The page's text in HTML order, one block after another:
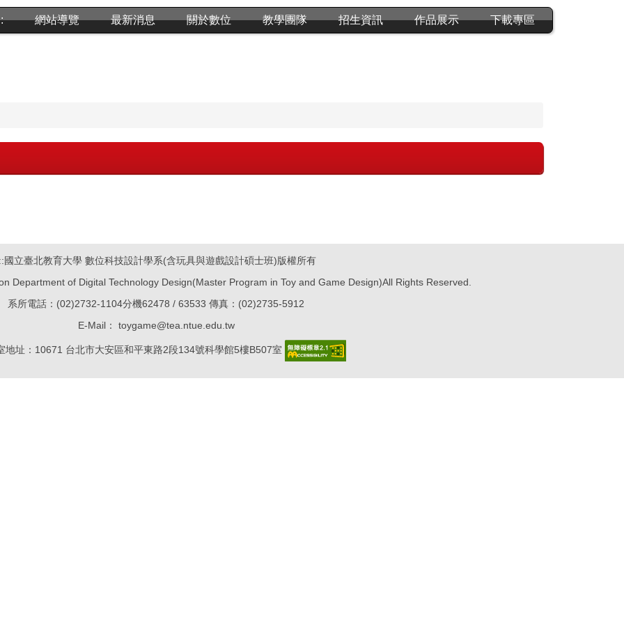
網站導覽 最新消息 關於數位 教學團隊 招生資訊 作品展示 下載專區
國立臺北教育大學 數位科技設計學系(含玩具與遊戲設計碩士班)版權所有
Department of Digital Technology Design(Master Program in Toy and Game Design)All Rights Reserved.
系所電話：(02)2732-1104分機62478 / 63533 傳真：(02)2735-5912
E-Mail： toygame@tea.ntue.edu.tw
地址：10671 台北市大安區和平東路2段134號科學館5樓B507室